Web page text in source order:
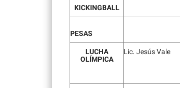
KICKINGBALL
PESAS
LUCHA
OLÍMPICA
Lic. Jesús Vale